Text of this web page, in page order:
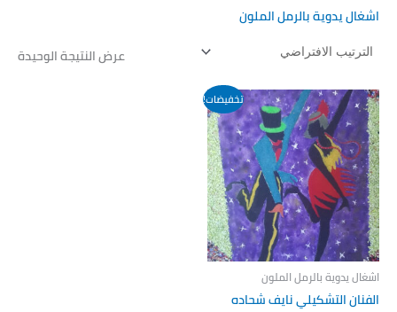
اشغال يدوية بالرمل الملون
عرض النتيجة الوحيدة
تخفيضات!
اشغال يدوية بالرمل الملون
الفنان التشكيلي نايف شحاده